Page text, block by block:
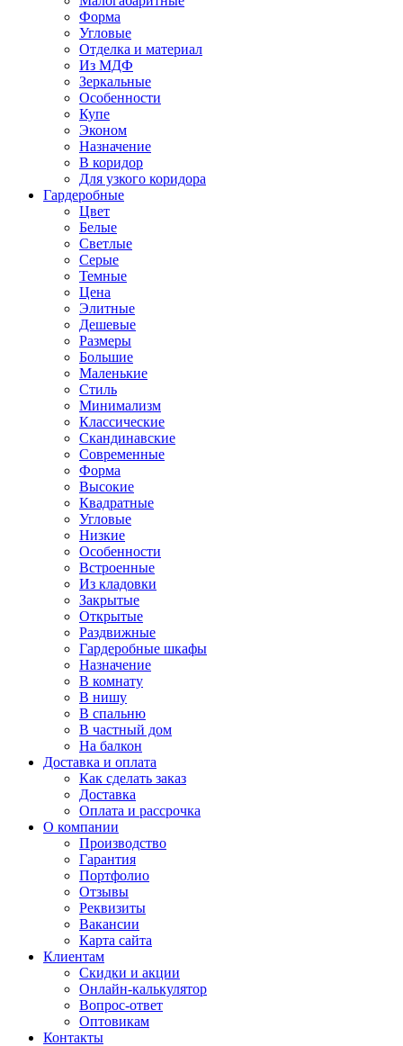
Форма
Угловые
Отделка и материал
Из МДФ
Зеркальные
Особенности
Купе
Эконом
Назначение
В коридор
Для узкого коридора
Гардеробные
Цвет
Белые
Светлые
Серые
Темные
Цена
Элитные
Дешевые
Размеры
Большие
Маленькие
Стиль
Минимализм
Классические
Скандинавские
Современные
Форма
Высокие
Квадратные
Угловые
Низкие
Особенности
Встроенные
Из кладовки
Закрытые
Открытые
Раздвижные
Гардеробные шкафы
Назначение
В комнату
В нишу
В спальню
В частный дом
На балкон
Доставка и оплата
Как сделать заказ
Доставка
Оплата и рассрочка
О компании
Производство
Гарантия
Портфолио
Отзывы
Реквизиты
Вакансии
Карта сайта
Клиентам
Скидки и акции
Онлайн-калькулятор
Вопрос-ответ
Оптовикам
Контакты